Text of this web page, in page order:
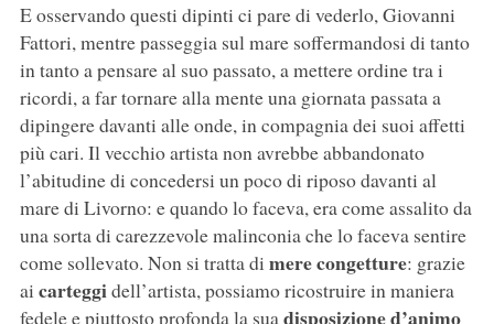
E osservando questi dipinti ci pare di vederlo, Giovanni
Fattori, mentre passeggia sul mare soffermandosi di tanto
in tanto a pensare al suo passato, a mettere ordine tra i
ricordi, a far tornare alla mente una giornata passata a
dipingere davanti alle onde, in compagnia dei suoi affetti
più cari. Il vecchio artista non avrebbe abbandonato
l’abitudine di concedersi un poco di riposo davanti al
mare di Livorno: e quando lo faceva, era come assalito da
una sorta di carezzevole malinconia che lo faceva sentire
come sollevato. Non si tratta di mere congetture: grazie
ai carteggidell’artista, possiamo ricostruire in maniera
fedele e piuttosto profonda la suadisposizione d’animo